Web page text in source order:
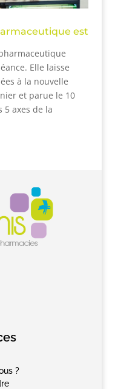
est
Elle laisse
à la nouvelle
et parue le 10
5 axes de la
?